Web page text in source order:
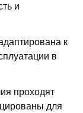
и
к
в
проходят
для